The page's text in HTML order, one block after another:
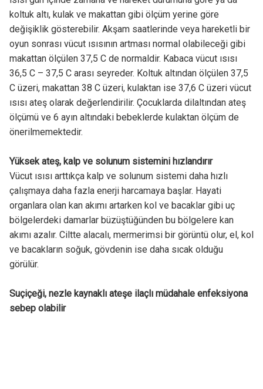
koltuk altı, kulak ve makattan gibi ölçüm yerine göre
değişiklik gösterebilir. Akşam saatlerinde veya hareketli bir
oyun sonrası vücut ısısının artması normal olabileceği gibi
makattan ölçülen 37,5 C de normaldir. Kabaca vücut ısısı
36,5 C – 37,5 C arası seyreder. Koltuk altından ölçülen 37,5
C üzeri, makattan 38 C üzeri, kulaktan ise 37,6 C üzeri vücut
ısısı ateş olarak değerlendirilir. Çocuklarda dilaltından ateş
ölçümü ve 6 ayın altındaki bebeklerde kulaktan ölçüm de
önerilmemektedir.
Yüksek ateş, kalp ve solunum sistemini hızlandırır
Vücut ısısı arttıkça kalp ve solunum sistemi daha hızlı
çalışmaya daha fazla enerji harcamaya başlar. Hayati
organlara olan kan akımı artarken kol ve bacaklar gibi uç
bölgelerdeki damarlar büzüştüğünden bu bölgelere kan
akımı azalır. Ciltte alacalı, mermerimsi bir görüntü olur, el, kol
ve bacakların soğuk, gövdenin ise daha sıcak olduğu
görülür.
Suçiçeği, nezle kaynaklı ateşe ilaçlı müdahale enfeksiyona
sebep olabilir